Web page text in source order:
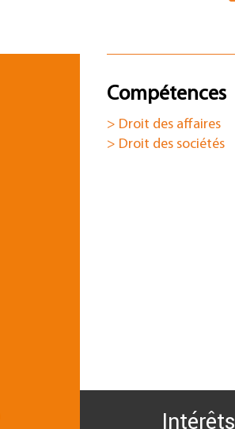
Compétences
> Droit des affaires
> Droit des sociétés
Intérêts